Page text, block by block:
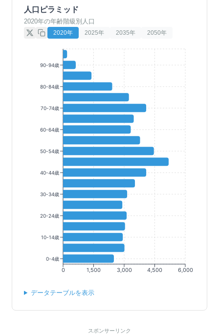
人口ピラミッド
2020年の年齢階級別人口
2020年 2025年 2035年 2050年
0 1,500 3,000 4,500 6,000
90-94歳
80-84歳
70-74歳
60-64歳
50-54歳
40-44歳
30-34歳
20-24歳
10-14歳
0-4歳
データテーブルを表示
スポンサーリンク